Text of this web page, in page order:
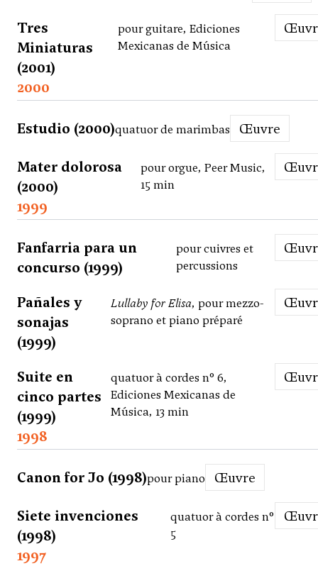
Tres
Miniaturas
(2001)
pour guitare, Ediciones
Mexicanas de Música
2000
Estudio (2000)quatuor de marimbas Œuvre
Mater dolorosa
(2000)
pour orgue, Peer Music,
15 min
1999
Fanfarria para un
concurso (1999)
pour cuivres et
percussions
Pañales y
sonajas
(1999)
Lullaby for Elisa, pour mezzo-
soprano et piano préparé
Suite en
cinco partes
(1999)
quatuor à cordes n° 6,
Ediciones Mexicanas de
Música, 13 min
1998
Canon for Jo (1998)pour piano Œuvre
Siete invenciones
(1998)
quatuor à cordes n°
5
1997